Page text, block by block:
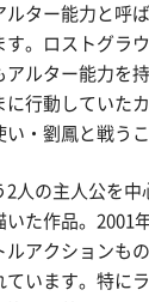
ルター能力と呼
す。ロストグラ
アルター能力を
に行動していた
い・劉鳳と戦う
2人の主人公を中
いた作品。2001
ルアクションも
います。特に